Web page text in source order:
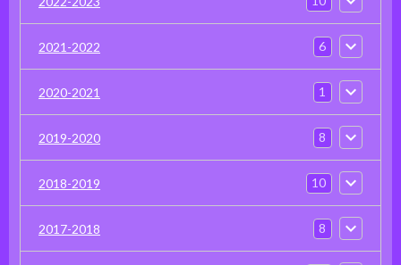
2021-2022 6
2020-2021 1
2019-2020 8
2018-2019 10
2017-2018 8